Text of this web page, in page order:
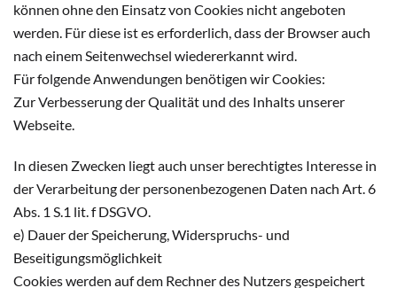
können ohne den Einsatz von Cookies nicht angeboten
werden. Für diese ist es erforderlich, dass der Browser auch
nach einem Seitenwechsel wiedererkannt wird.
Für folgende Anwendungen benötigen wir Cookies:
Zur Verbesserung der Qualität und des Inhalts unserer
Webseite.
In diesen Zwecken liegt auch unser berechtigtes Interesse in
der Verarbeitung der personenbezogenen Daten nach Art. 6
Abs. 1 S.1 lit. f DSGVO.
e) Dauer der Speicherung, Widerspruchs- und
Beseitigungsmöglichkeit
Cookies werden auf dem Rechner des Nutzers gespeichert